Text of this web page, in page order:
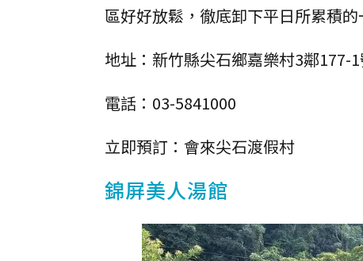
區好好放鬆，徹底卸下平日所累積的
地址：新竹縣尖石鄉嘉樂村3鄰177-
電話：03-5841000
立即預訂：會來尖石渡假村
錦屏美人湯館